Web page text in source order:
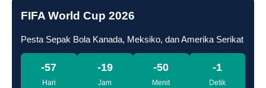
FIFA World Cup 2026
Pesta Sepak Bola Kanada, Meksiko, dan Amerika Serikat
-57
Hari
-19
Jam
-50
Menit
-2
Detik